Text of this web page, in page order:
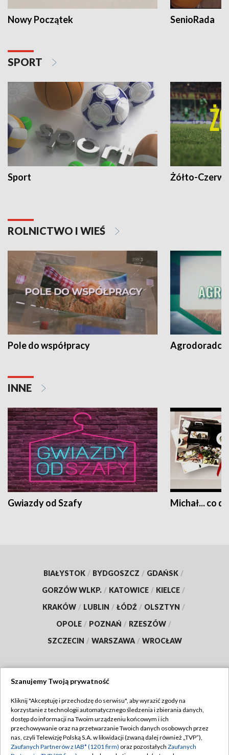
Nowy Początek SenioRada
SPORT
Sport Żółto-
ROLNICTWO I WIEŚ
Pole do współpracy Agrodoradcy
INNE
Gwiazdy od Szafy Michał... co
BIAŁYSTOK / BYDGOSZCZ / GDAŃSK /
GORZÓW WLKP. / KATOWICE / KIELCE /
KRAKÓW / LUBLIN / ŁÓDŹ / OLSZTYN /
OPOLE / POZNAŃ / RZESZÓW /
SZCZECIN / WARSZAWA / WROCŁAW
TVP
Abonament TVP
Emisja w TVP
Regulamin TVP
Polityka prywatności
Szanujemy Twoją prywatność
Kliknij "Akceptuję i przechodzę do serwisu", aby wyrazić zgody na
korzystanie z technologii automatycznego śledzenia i zbierania danych,
dostęp do informacji na Twoim urządzeniu końcowym i ich
przechowywanie oraz na przetwarzanie Twoich danych osobowych przez
nas, czyli Telewizję Polską S.A. w likwidacji (zwaną dalej również „TVP”),
Zaufanych Partnerów z IAB* (1201 firm) oraz pozostałych Zaufanych